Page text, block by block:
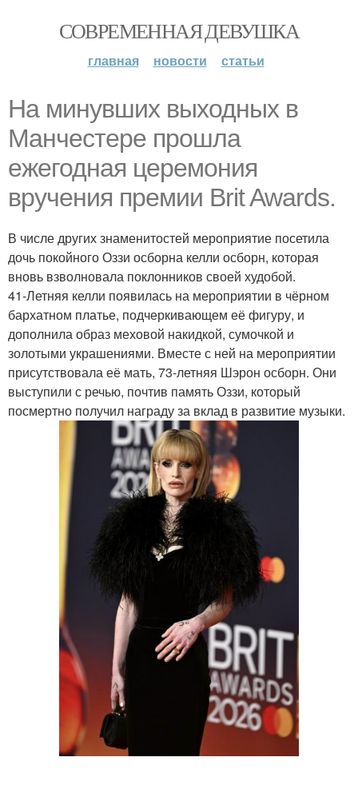
СОВРЕМЕННАЯ ДЕВУШКА
главная новости статьи
На минувших выходных в
Манчестере прошла
ежегодная церемония
вручения премии Brit Awards.
В числе других знаменитостей мероприятие посетила
дочь покойного Оззи осборна келли осборн, которая
вновь взволновала поклонников своей худобой.
41-Летняя келли появилась на мероприятии в чёрном
бархатном платье, подчеркивающем её фигуру, и
дополнила образ меховой накидкой, сумочкой и
золотыми украшениями. Вместе с ней на мероприятии
присутствовала её мать, 73-летняя Шэрон осборн. Они
выступили с речью, почтив память Оззи, который
посмертно получил награду за вклад в развитие музыки.